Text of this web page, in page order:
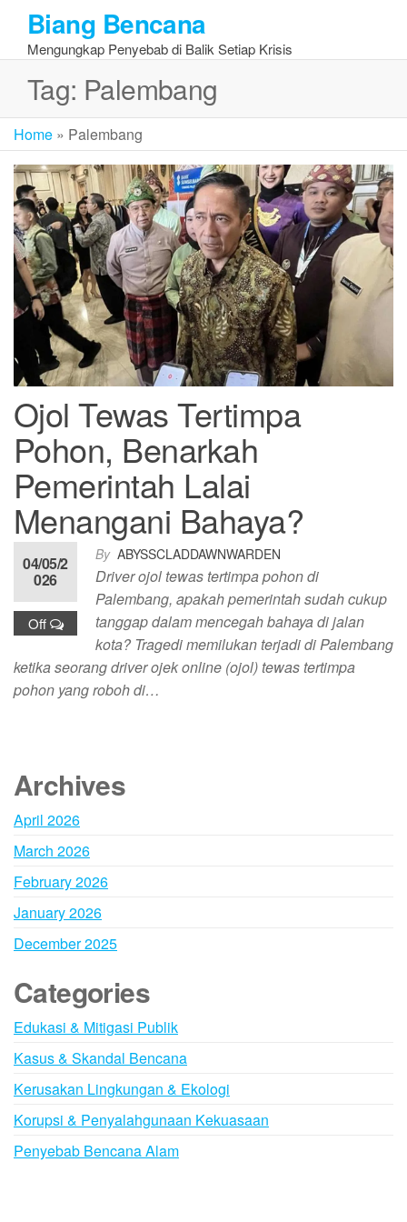
the
content
Biang Bencana
Mengungkap Penyebab di Balik Setiap Krisis
Tag: Palembang
Home » Palembang
Ojol Tewas Tertimpa
Pohon, Benarkah
Pemerintah Lalai
Menangani Bahaya?
By ABYSSCLADDAWNWARDEN
04/05/2
026
Off
Driver ojol tewas tertimpa pohon di
Palembang, apakah pemerintah sudah cukup
tanggap dalam mencegah bahaya di jalan
kota? Tragedi memilukan terjadi di Palembang
ketika seorang driver ojek online (ojol) tewas tertimpa
pohon yang roboh di…
Archives
April 2026
March 2026
February 2026
January 2026
December 2025
Categories
Edukasi & Mitigasi Publik
Kasus & Skandal Bencana
Kerusakan Lingkungan & Ekologi
Korupsi & Penyalahgunaan Kekuasaan
Penyebab Bencana Alam